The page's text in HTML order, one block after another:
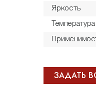
Яркость
ЗАДАТЬ